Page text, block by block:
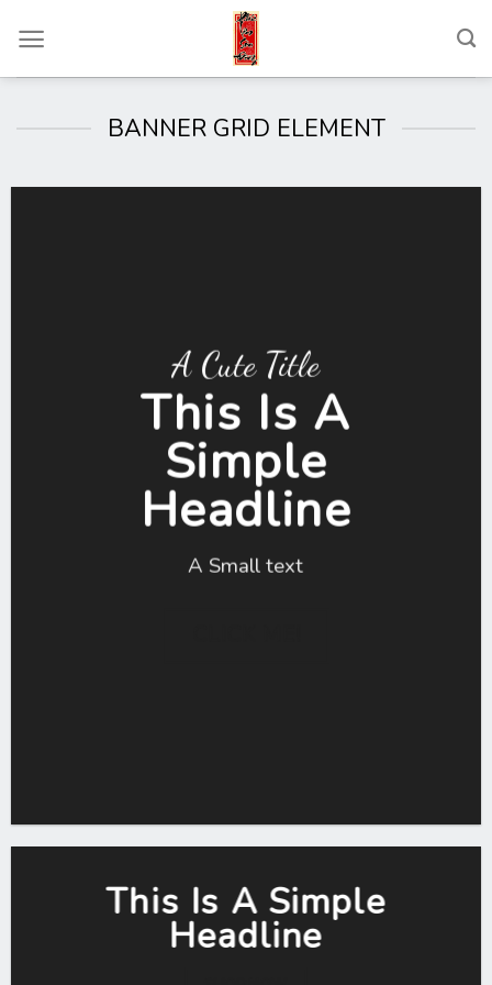
content
BANNER GRID ELEMENT
A Cute Title
This Is A
Simple
Headline
A Small text
This Is A Simple
Headline